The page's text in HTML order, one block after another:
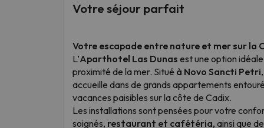
Votre séjour parfait
Votre escapade entre nature et mer sur la
L’Aparthotel Las Dunas est une option
proximité de la mer. Situé à Novo Sancti Petri
accueille dans de grands appartements
vacances paisibles sur la côte de Cadix.
Les installations sont pensées pour votre
soignés, restaurant et cafétéria, ainsi que